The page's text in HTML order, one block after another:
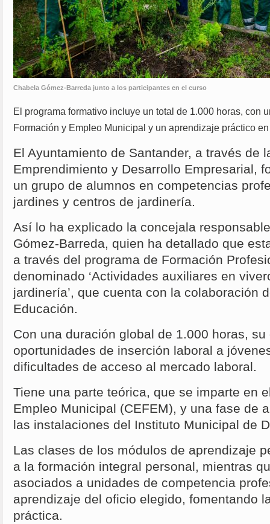
Chabela Gómez-Barreda junto a los participantes en el curso
El programa formativo incluye un total de 1.000 horas, con
Formación y Empleo Municipal y un aprendizaje práctico
El Ayuntamiento de Santander, a través de
Emprendimiento y Desarrollo Empresarial,
un grupo de alumnos en competencias
jardines y centros de jardinería.
Así lo ha explicado la concejala
Gómez-Barreda, quien ha detallado que
a través del programa de Formación
denominado ‘Actividades auxiliares en
jardinería’, que cuenta con la colaboración
Educación.
Con una duración global de 1.000 horas,
oportunidades de inserción laboral a
dificultades de acceso al mercado laboral.
Tiene una parte teórica, que se imparte en
Empleo Municipal (CEFEM), y una fase de
las instalaciones del Instituto Municipal de
Las clases de los módulos de aprendizaje
a la formación integral personal, mientras
asociados a unidades de competencia
aprendizaje del oficio elegido, fomentando
práctica.